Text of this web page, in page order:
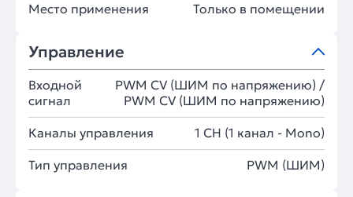
Место применения Только в помещении
Управление
Входной
сигнал
PWM СV (ШИМ по напряжению) /
PWM СV (ШИМ по напряжению)
Каналы управления 1 CH (1 канал - Mono)
Тип управления PWM (ШИМ)